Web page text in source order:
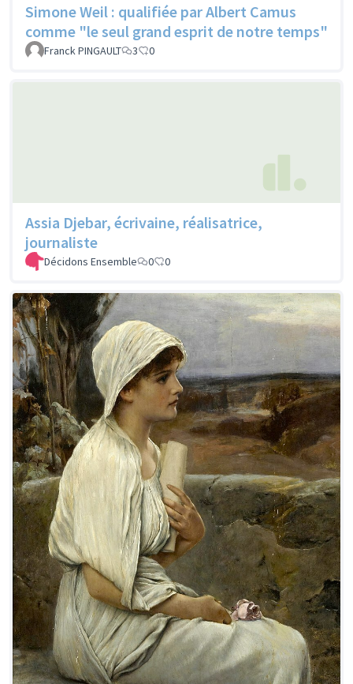
Simone Weil : qualifiée par Albert Camus
comme "le seul grand esprit de notre temps"
Franck PINGAULT 3 0
Assia Djebar, écrivaine, réalisatrice,
journaliste
Décidons Ensemble 0 0